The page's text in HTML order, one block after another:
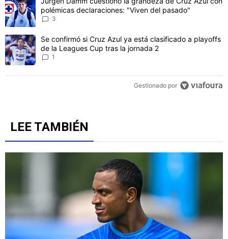
CONVERSACIONES ACTIVAS
Este listado muestra los artículos con más comentarios en los
Un artículo de tendencia con el título "Jürgen Damm cuestionó la
Jürgen Damm cuestionó la grandeza de Cruz Azul con
polémicas declaraciones: "Viven del pasado"
Un artículo de tendencia con el título "Se confirmó si Cruz Azul
Se confirmó si Cruz Azul ya está clasificado a playoffs